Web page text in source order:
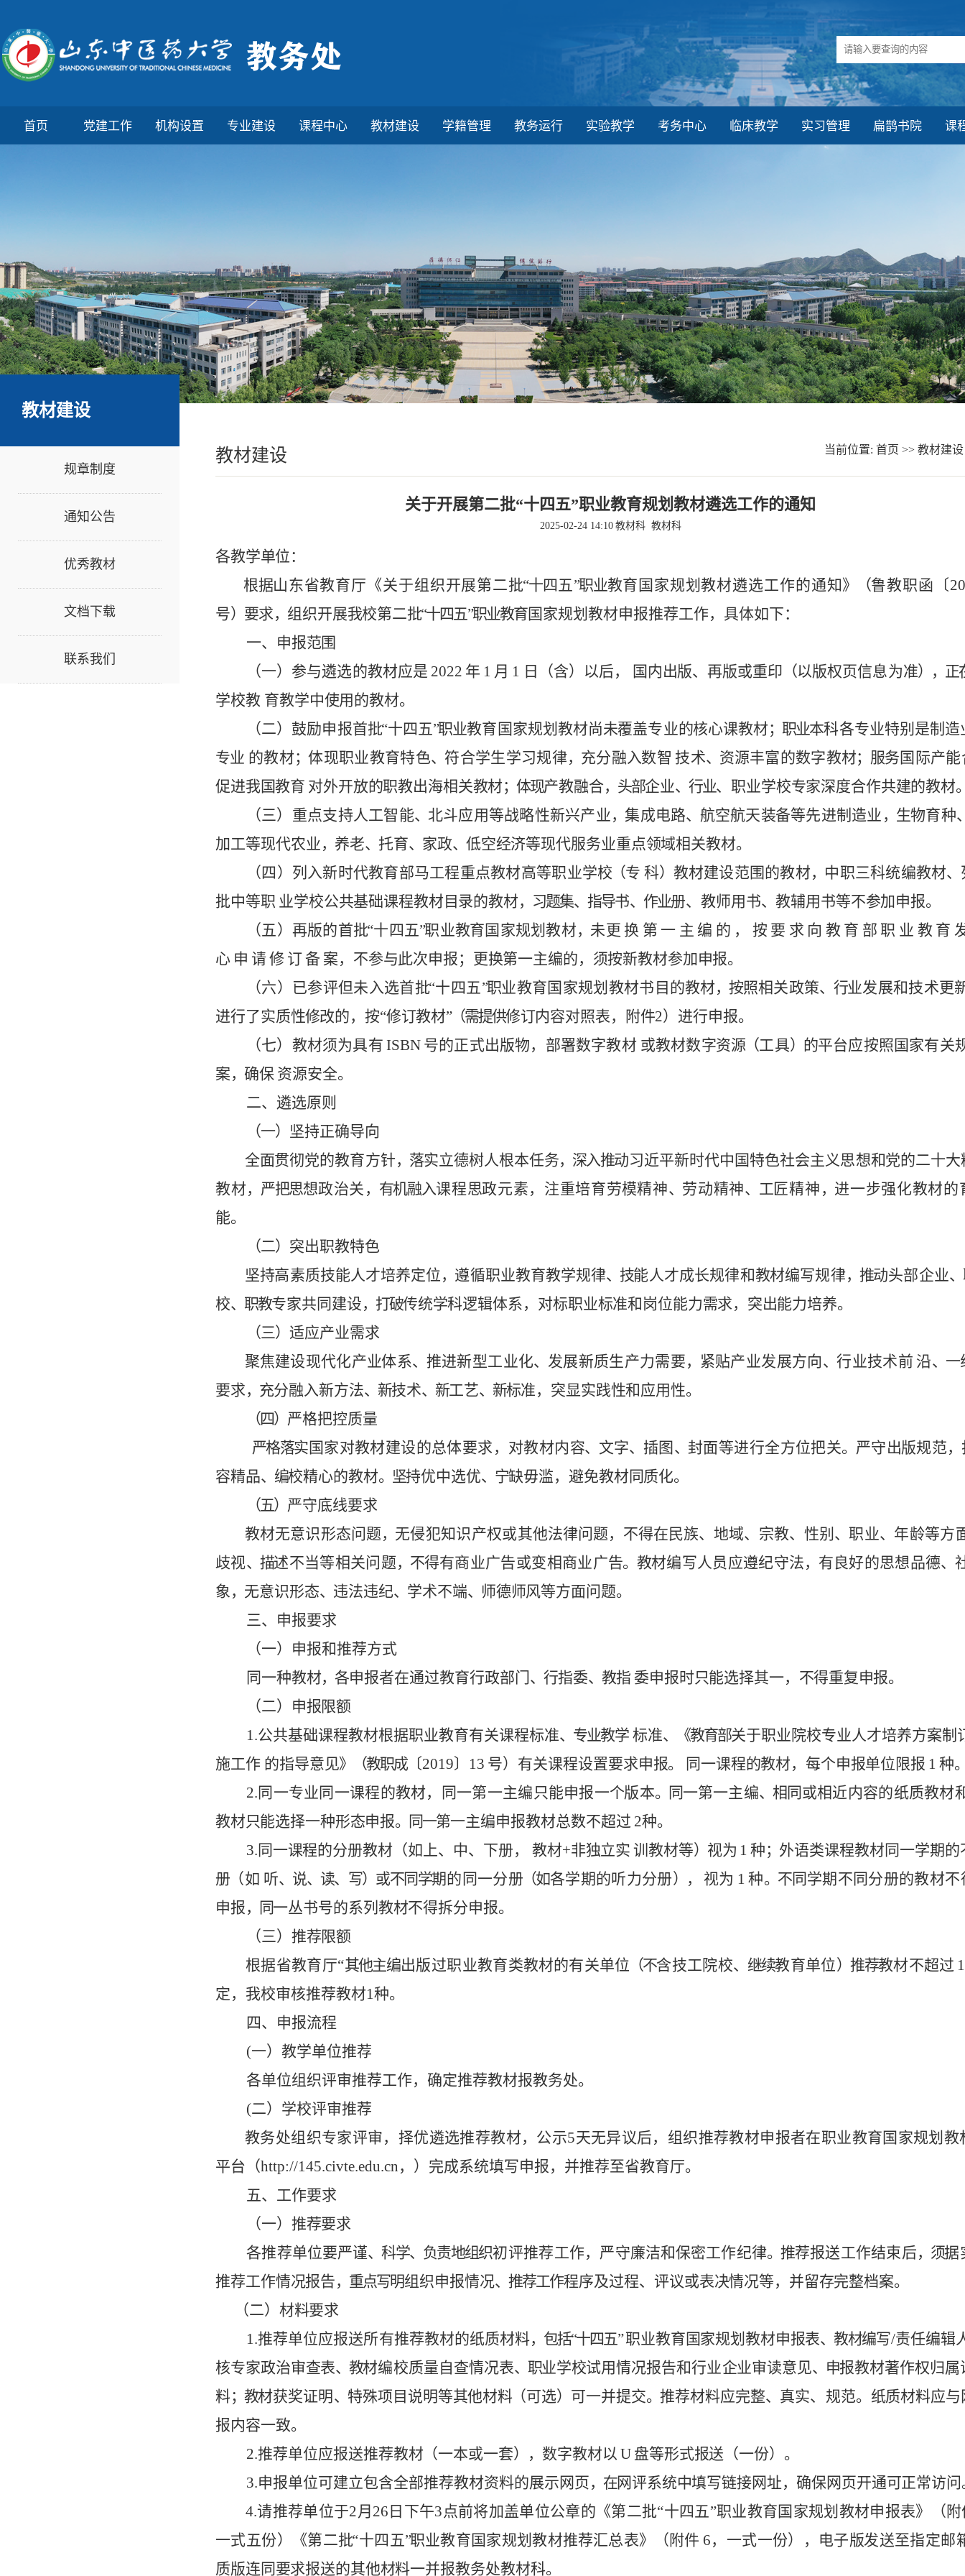
首页 党建工作 机构设置 专业建设 课程中心 教材建设 学籍管理 教务运行 实验教学 考务中心 临床教学 实习管理 扁鹊书院 课
教材建设
规章制度
通知公告
优秀教材
文档下载
联系我们
教材建设 当前位置: 首页 >> 教材建设
关于开展第二批“十四五”职业教育规划教材遴选工作的通知
2025-02-24 14:10 教材科 教材科
各教学单位：
根据山东省教育厅 《关于组 织开展第二批“十四五”职业教育国家规划教材遴选工作的通知》（鲁教职函 〔
号） 要求， 组织开展我校第二批“十四五”职业教育国家规划教材申报推荐工作， 具体如下：
一、 申报范围
（一） 参与遴选的教材应是 2022 年 1 月 1 日 （含）以后， 国内出版、再版或重印 （以版权页信息为准），正
学校教 育教学中使用 的教材。
（二） 鼓励申报首批“十四五”职业教育 国家规划教材尚未覆盖专业的核心课教材；职业本科各专业特别 是制 造
专业 的教材； 体现职业教育特色、 符合学生学习规律， 充分融入数智 技术、 资源丰富的数字教材； 服务国 际产能
促进我国教育 对外开放的职教出海相关教材；体现产教融合，头部企业、行业、职业学校专家深度合作共建的教材
（三） 重点支持人工智能、 北斗应用 等战略性新兴产业， 集成电路、 航空航天装备等先进制造业 ， 生物育种
加工等现代农业， 养老、 托育、 家政、 低空经济等现代服务业重点领域相关教材。
（四） 列入新 时代教育部马工程重点教材高等职业学校（专 科） 教材建设范围的教材， 中职三科统编教材、
批中等职 业学校公共基础课程教材 目 录的教材，习题集、指导书、作业册、 教师用 书、 教辅用书等不参加申报。
（五） 再版的首批“十四五”职业教育国 家规划教材， 未更 换 第 一 主 编 的 ， 按 要 求 向 教 育 部 职 业 教 育
心 申 请修 订备 案，不参与此次申报； 更换第一主编的， 须按新教材参加申报。
（六） 已参评但未入选首批“十四五”职业教育国 家规划 教材书目 的教材，按照相关政策、 行业发展和技术更
进行了实质性修改的，按“修订教材”（需提供修订内容对照表，附件2） 进行申报。
（七） 教材须为具有 ISBN 号的正式出版物， 部署数字教材 或教材数字资源（工具） 的平台应按照国家有关
案， 确保 资源安全。
二、 遴选原则
（一） 坚持正确导向
全面贯彻党的教育方针， 落实立德树人根本任务，深入推动习近平新时代中国特色社会主义思想和党的二十大
教材，严把思想政治关 ，有机融入课程思政元素，注重培育劳模精神、 劳动精神、 工匠精神 ， 进一步强化教材的
能。
（二） 突出职教特色
坚持高素质技能人才培养定位， 遵循职业教育教学规律、 技能人才成长规律和教材编写规律， 推动头部企业
校、职教专家共同建设，打破传统学科逻辑体系， 对标职业标准和岗位能力需求， 突出能力培养。
（三） 适应产业需求
聚焦建设现代化产业体系、 推进新型工业化、 发展新质生产力需要， 紧贴产业发展方向、行业技术前 沿、 一
要求， 充分融入新方法、 新技术、 新工艺、 新标准，突显实践性和应用性。
（四） 严格把控质量
严格落实国家对教材建设的总体要求 ， 对教材内容、 文字、 插图 、 封面等进行全方位把关。 严守出版规范
容精品、编校精心的教材。坚持优中选优、宁缺毋滥，避免教材同质化。
（五） 严守底线要求
教材无意识形态问题， 无侵犯知识产权或其他法律问题， 不得在 民族、 地域、 宗教、 性别 、 职业、 年龄等方
歧视、描述不当等相关问 题， 不得有商业广告或变相商业广告。 教材编写人 员 应遵纪守法， 有良好的思想品德、
象， 无意识形态、 违法违纪、 学术不端、 师德师风等方面问题。
三、 申报要求
（一） 申报和推荐方式
同一种教材， 各申报者在通过教育行政部门、 行指委、 教指 委申报时只能选择其一， 不得重复申报。
（二） 申报限额
1.公共基础课程教材根据职业教育有关课程标准、专业教学 标准、《教育部关于职业院校专业人才培养方案制
施工作 的指导意见》（教职成〔2019〕 13 号）有关课程设置要求申报。 同一课程的教材，每个申报单位限报 1 种
2.同 一专业同 一课程的教材， 同一第一主编 只能申报一个版本。 同一第一主编、相 同或相近内容的纸质教材
教材只能选择一种形态申报。同一第一主编申报教材总数不超过 2种。
3.同一课程的分册教材 （如 上、 中、 下册， 教材+非独立实 训教材等） 视为 1 种； 外语类课程教材同一学期的
册（如 听、说、读、写）或不同学期的 同一分册（如各学期的听力分册）， 视为 1 种。 不同学期 不同分册的教材不
申报， 同一丛书号的系列 教材不得拆分申报。
（三） 推荐限额
根据省教育厅“其他主编出版过职业教育类教材的有关单位（不含技工院校、继续教育单位）推荐教材不超过 1
定，我校审核推荐教材1种。
四、 申报流程
(一） 教学单位推荐
各单位组织评审推荐工作，确定推荐教材报教务处。
(二） 学校评审推荐
教务处组织专家评审，择优遴选推荐教材，公示5天无异议后， 组织推荐教材申报者在职业教育国家规划教
平台（http://145.civte.edu.cn， ）完成系统填写申报，并推荐至省教育厅。
五、工作要求
（一） 推荐要求
各推荐单位要严谨、科学、负责地组织初评推荐工作，严守廉洁和保密工作纪律。推荐报送工作结束后， 须据
推荐工作情况报告，重点写明组织申报情况、推荐工作程序及过程、 评议或表决情况等，并留存完整档案。
（二） 材料要求
1.推荐单位应报送所有推荐教材的纸质材料，包括“十四五” 职业教育国家规划教材申报表、教材编写/责任编辑
核专家政治审查表、教材编校质量自查情况表、 职业学校试用情况报告和行业企业审读意见、 申报教材著作权归属
料；教材获奖证明 、 特殊项 目说明等其他材料（可选） 可一并提交。 推荐材料应完整、 真实、 规范。 纸质材料应与
报内容一致。
2.推荐单位应报送推荐教材（一本或一套） ， 数字教材以 U 盘等形式报送 （一份） 。
3.申报单位可建立包含全部推荐教材资料的展示网页，在网评系统中填写链接网址， 确保网页开通可正常访问
4.请推荐单位于2月26 日 下午3点前将加盖单位公章的《第二批“十四五”职业教育国家规划教材申报表》（附
一式五份）
《第二批“十四 五”职业教育国家规划教材推荐汇总表》 （附件 6，一式一份） ， 电子版发送至指定邮
质版连同要求报送的其他材料一并报教务处教材科。